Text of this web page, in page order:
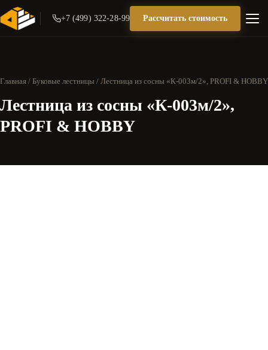
+7 (499) 322-28-99 Рассчитать стоимость
Главная / Буковые лестницы / Лестница из сосны «К-003м/2», PROFI & HOBBY
Лестница из сосны «К-003м/2»,
PROFI & HOBBY